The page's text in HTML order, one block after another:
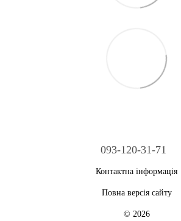
093-120-31-71
Контактна інформація
Повна версія сайту
© 2026